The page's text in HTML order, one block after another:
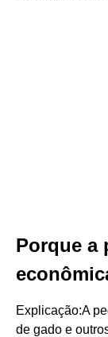
Porque a
Explicação:A
de gado e